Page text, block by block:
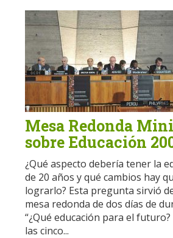
Mesa Redonda
sobre Educación
¿Qué aspecto debería tener la
de 20 años y qué cambios hay
lograrlo? Esta pregunta sirvió
mesa redonda de dos días de
“¿Qué educación para el
las cinco...